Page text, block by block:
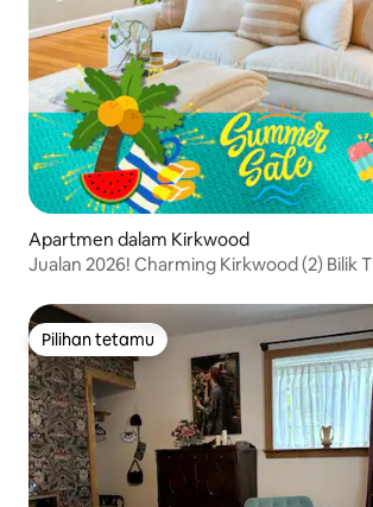
Apartmen dalam Kirkwood
Jualan 2026! Charming Kirkwood (2) Bilik
Pilihan tetamu
Pilihan tetamu